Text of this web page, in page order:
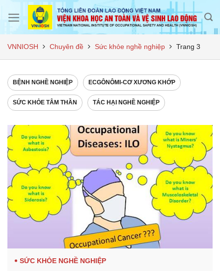
VNNIOSH Chuyên đề Sức khỏe nghề nghiệp Trang 3
BỆNH NGHỀ NGHIỆP ECGÔNÔMI-CƠ XƯƠNG KHỚP
SỨC KHỎE TÂM THẦN TÁC HẠI NGHỀ NGHIỆP
SỨC KHỎE NGHỀ NGHIỆP